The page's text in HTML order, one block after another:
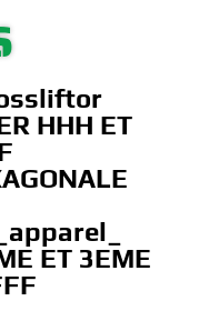
HHH ET
ET 3EME